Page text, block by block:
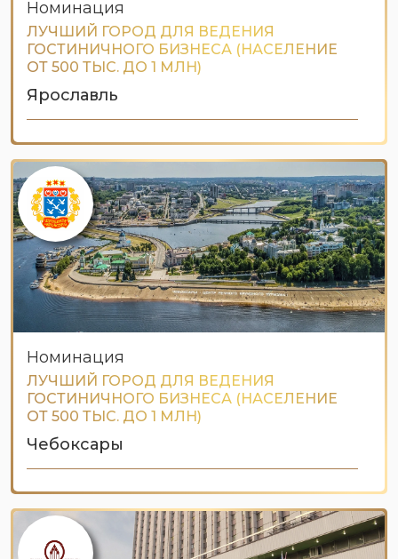
Номинация
ЛУЧШИЙ ГОРОД ДЛЯ ВЕДЕНИЯ
ГОСТИНИЧНОГО БИЗНЕСА (НАСЕЛЕНИЕ
ОТ 500 ТЫС. ДО 1 МЛН)
Ярославль
Номинация
ЛУЧШИЙ ГОРОД ДЛЯ ВЕДЕНИЯ
ГОСТИНИЧНОГО БИЗНЕСА (НАСЕЛЕНИЕ
ОТ 500 ТЫС. ДО 1 МЛН)
Чебоксары